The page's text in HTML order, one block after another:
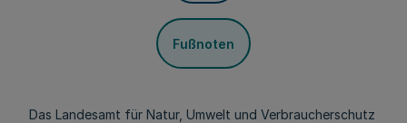
Fußnoten
Das Landesamt für Natur, Umwelt und Verbraucherschutz